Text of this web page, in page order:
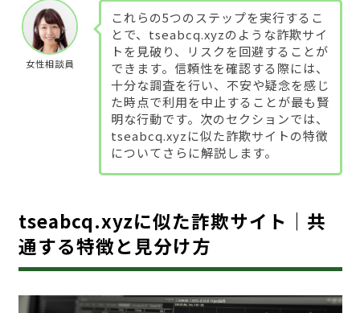
女性相談員
これらの5つのステップを実行するこ
とで、tseabcq.xyzのような詐欺サイ
トを見破り、リスクを回避することが
できます。信頼性を確認する際には、
十分な調査を行い、不安や疑念を感じ
た時点で利用を中止することが最も賢
明な行動です。次のセクションでは、
tseabcq.xyzに似た詐欺サイトの特徴
についてさらに解説します。
tseabcq.xyzに似た詐欺サイト｜共
通する特徴と見分け方